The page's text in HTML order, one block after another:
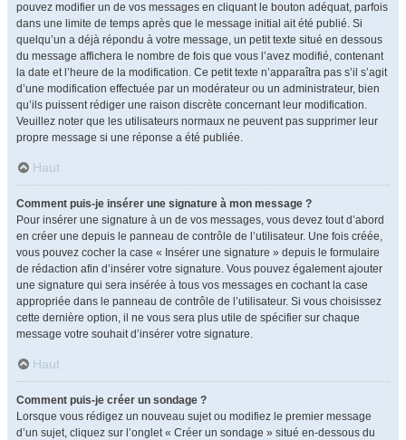
pouvez modifier un de vos messages en cliquant le bouton adéquat, parfois
dans une limite de temps après que le message initial ait été publié. Si
quelqu’un a déjà répondu à votre message, un petit texte situé en dessous
du message affichera le nombre de fois que vous l’avez modifié, contenant
la date et l’heure de la modification. Ce petit texte n’apparaîtra pas s’il s’agit
d’une modification effectuée par un modérateur ou un administrateur, bien
qu’ils puissent rédiger une raison discrète concernant leur modification.
Veuillez noter que les utilisateurs normaux ne peuvent pas supprimer leur
propre message si une réponse a été publiée.
Haut
Comment puis-je insérer une signature à mon message ?
Pour insérer une signature à un de vos messages, vous devez tout d’abord
en créer une depuis le panneau de contrôle de l’utilisateur. Une fois créée,
vous pouvez cocher la case « Insérer une signature » depuis le formulaire
de rédaction afin d’insérer votre signature. Vous pouvez également ajouter
une signature qui sera insérée à tous vos messages en cochant la case
appropriée dans le panneau de contrôle de l’utilisateur. Si vous choisissez
cette dernière option, il ne vous sera plus utile de spécifier sur chaque
message votre souhait d’insérer votre signature.
Haut
Comment puis-je créer un sondage ?
Lorsque vous rédigez un nouveau sujet ou modifiez le premier message
d’un sujet, cliquez sur l’onglet « Créer un sondage » situé en-dessous du